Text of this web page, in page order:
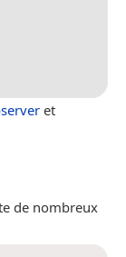
et
de nombreux